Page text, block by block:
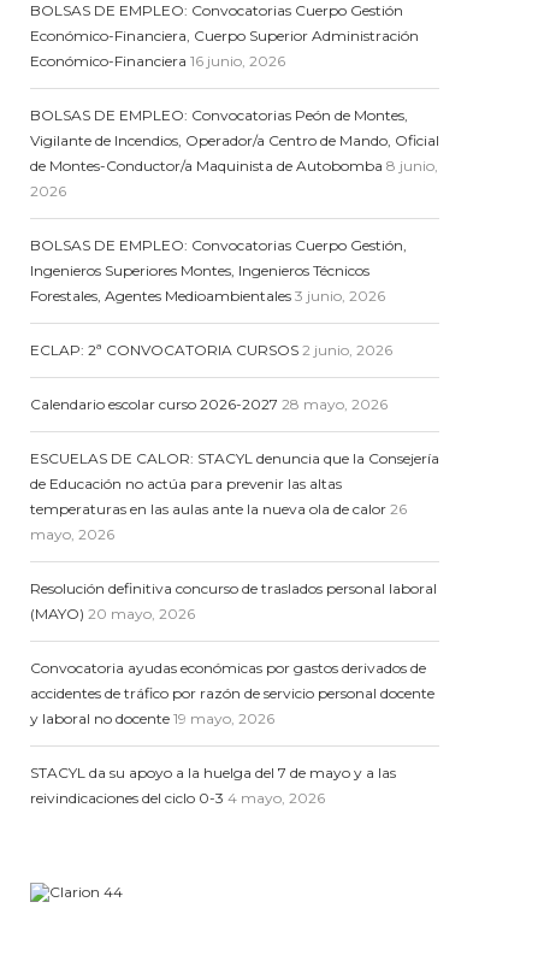
BOLSAS DE EMPLEO: Convocatorias Cuerpo Gestión
Económico-Financiera, Cuerpo Superior Administración
Económico-Financiera 16 junio, 2026
BOLSAS DE EMPLEO: Convocatorias Peón de Montes,
Vigilante de Incendios, Operador/a Centro de Mando, Oficial
de Montes-Conductor/a Maquinista de Autobomba 8 junio,
2026
BOLSAS DE EMPLEO: Convocatorias Cuerpo Gestión,
Ingenieros Superiores Montes, Ingenieros Técnicos
Forestales, Agentes Medioambientales 3 junio, 2026
ECLAP: 2ª CONVOCATORIA CURSOS 2 junio, 2026
Calendario escolar curso 2026-2027 28 mayo, 2026
ESCUELAS DE CALOR: STACYL denuncia que la Consejería
de Educación no actúa para prevenir las altas
temperaturas en las aulas ante la nueva ola de calor 26
mayo, 2026
Resolución definitiva concurso de traslados personal laboral
(MAYO) 20 mayo, 2026
Convocatoria ayudas económicas por gastos derivados de
accidentes de tráfico por razón de servicio personal docente
y laboral no docente 19 mayo, 2026
STACYL da su apoyo a la huelga del 7 de mayo y a las
reivindicaciones del ciclo 0-3 4 mayo, 2026